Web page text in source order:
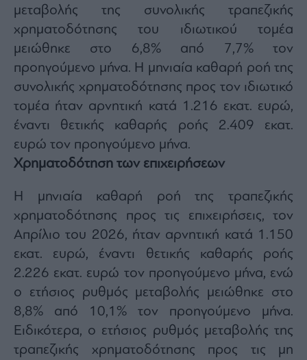
submitting
your
email,
you
to
our
Terms
and
Privacy
Notice.
You
can
out
at
any
time.
is
protected
reCAPTCHA
and
the
Google
Privacy
Policy
and
Terms
Service
apply.
μεταβολής της συνολικής τραπεζικής
χρηματοδότησης του ιδιωτικού τομέα
μειώθηκε στο 6,8% από 7,7% τον
προηγούμενο μήνα. Η μηνιαία καθαρή ροή της
συνολικής χρηματοδότησης προς τον ιδιωτικό
τομέα ήταν αρνητική κατά 1.216 εκατ. ευρώ,
έναντι θετικής καθαρής ροής 2.409 εκατ.
ευρώ τον προηγούμενο μήνα.
Χρηματοδότηση των επιχειρήσεων
Η μηνιαία καθαρή ροή της τραπεζικής
χρηματοδότησης προς τις επιχειρήσεις, τον
Απρίλιο του 2026, ήταν αρνητική κατά 1.150
εκατ. ευρώ, έναντι θετικής καθαρής ροής
2.226 εκατ. ευρώ τον προηγούμενο μήνα, ενώ
ο ετήσιος ρυθμός μεταβολής μειώθηκε στο
8,8% από 10,1% τον προηγούμενο μήνα.
Ειδικότερα, ο ετήσιος ρυθμός μεταβολής της
τραπεζικής χρηματοδότησης προς τις μη